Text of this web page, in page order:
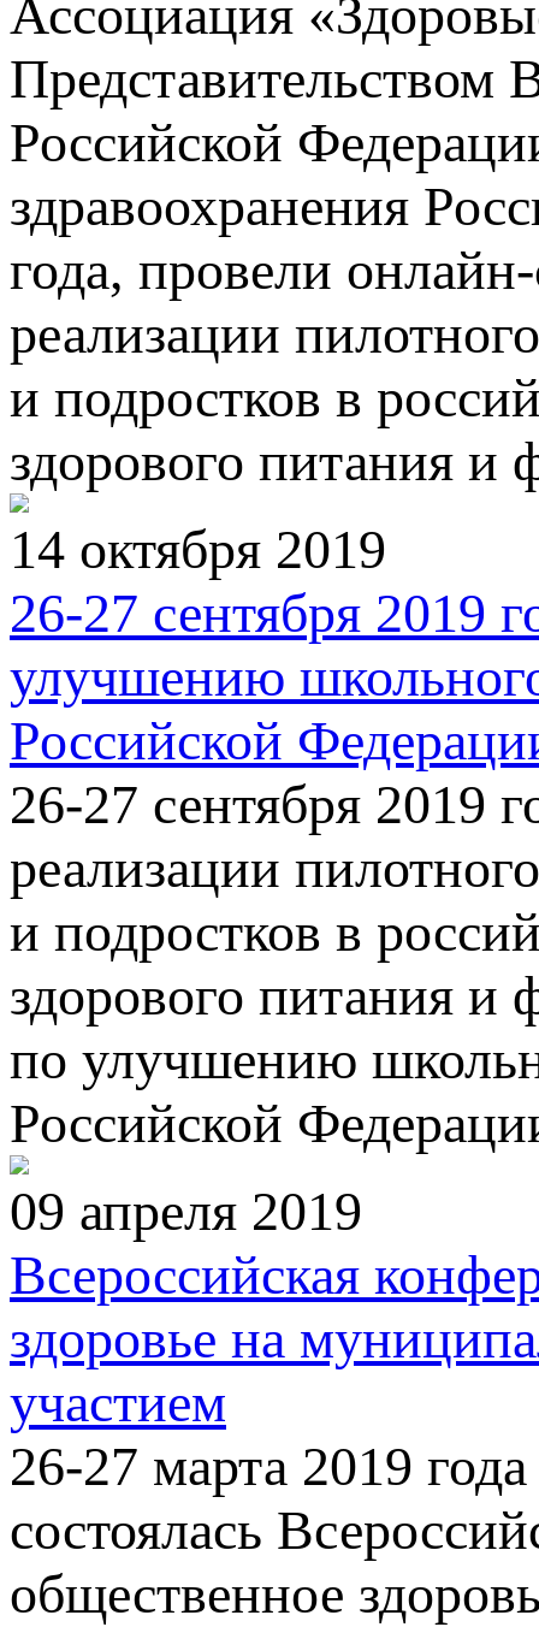
Ассоциация
Представительством
Российской
здравоохранения
года, провели
реализации
и подростков в
здорового питания и
14 октября 2019
26-27 сентября 2019
улучшению
Российской
26-27 сентября 2019
реализации
и подростков в
здорового питания и
по улучшению
Российской
09 апреля 2019
Всероссийская
здоровье на
участием
26-27 марта 2019
состоялась
общественное